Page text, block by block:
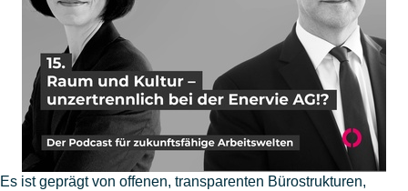
Es ist geprägt von offenen, transparenten Bürostrukturen,